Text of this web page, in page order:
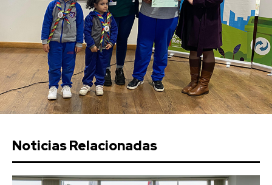
Noticias Relacionadas